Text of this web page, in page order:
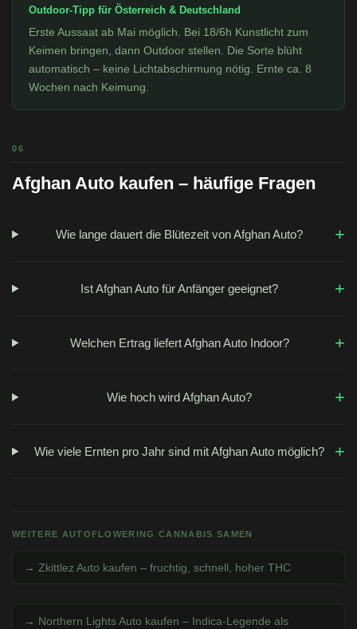
Outdoor-Tipp für Österreich & Deutschland
Erste Aussaat ab Mai möglich. Bei 18/6h Kunstlicht zum
Keimen bringen, dann Outdoor stellen. Die Sorte blüht
automatisch – keine Lichtabschirmung nötig. Ernte ca. 8
Wochen nach Keimung.
06
Afghan Auto kaufen – häufige Fragen
Wie lange dauert die Blütezeit von Afghan Auto? +
Ist Afghan Auto für Anfänger geeignet? +
Welchen Ertrag liefert Afghan Auto Indoor? +
Wie hoch wird Afghan Auto? +
Wie viele Ernten pro Jahr sind mit Afghan Auto möglich? +
WEITERE AUTOFLOWERING CANNABIS SAMEN
→ Zkittlez Auto kaufen – fruchtig, schnell, hoher THC
→ Northern Lights Auto kaufen – Indica-Legende als